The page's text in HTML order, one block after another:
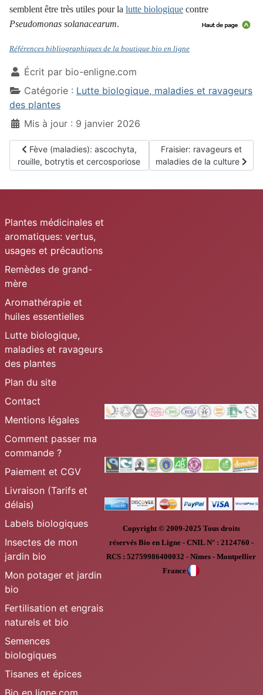
semblent être très utiles pour la lutte biologique contre
Pseudomonas solanacearum.
Références bibliographiques de la boutique bio en ligne
Écrit par bio-enligne.com
Catégorie : Lutte biologique, maladies et ravageurs
des plantes
Mis à jour : 9 janvier 2026
Article précédent : Fève (maladies): ascochyta, rouille,
Fève (maladies): ascochyta,
rouille, botrytis et cercosporiose
Article suivant : Fraisier:
Fraisier: ravageurs et
maladies de la culture
Plantes médicinales et
aromatiques: vertus,
usages et précautions
Remèdes de grand-
mère
Aromathérapie et
huiles essentielles
Lutte biologique,
maladies et ravageurs
des plantes
Plan du site
Contact
Mentions légales
Comment passer ma
commande ?
Paiement et CGV
Livraison (Tarifs et
délais)
Labels biologiques
Insectes de mon
jardin bio
Mon potager et jardin
bio
Fertilisation et engrais
naturels et bio
Semences
biologiques
Tisanes et épices
Bio en ligne.com
Copyright © 2009-2025 Tous droits
réservésBio en Ligne - CNIL N° : 2124760 -
RCS : 52759986400032 - Nîmes - Montpellier
France